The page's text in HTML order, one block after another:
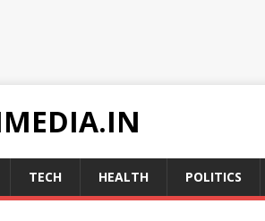
TECH HEALTH POLITICS